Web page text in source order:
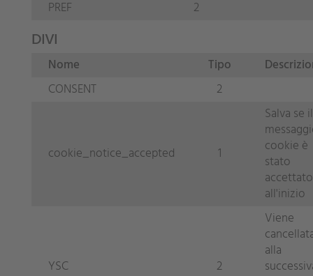
PREF
2
DIVI
Nome Tipo
CONSENT
2
cookie_notice_accepted 1
Salva se il
cookie è
stato
accettato
all'inizio
YSC 2
Viene
alla